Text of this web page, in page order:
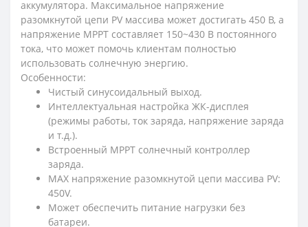
аккумулятора. Максимальное напряжение
разомкнутой цепи PV массива может достигать 450 В, а
напряжение MPPT составляет 150~430 В постоянного
тока, что может помочь клиентам полностью
использовать солнечную энергию.
Особенности:
Чистый синусоидальный выход.
Интеллектуальная настройка ЖК-дисплея
(режимы работы, ток заряда, напряжение заряда
и т.д.).
Встроенный MPPT солнечный контроллер
заряда.
MAX напряжение разомкнутой цепи массива PV:
450V.
Может обеспечить питание нагрузки без
батареи.